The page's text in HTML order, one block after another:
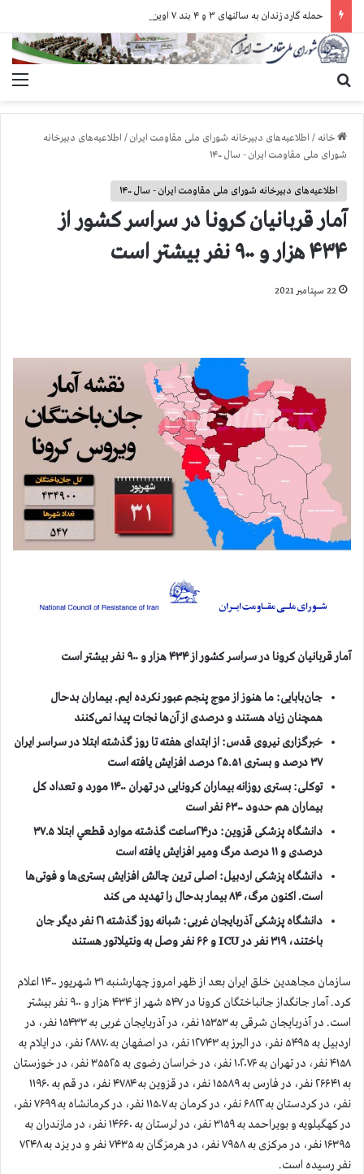
خانه / اطلاعیه‌های دبیرخانه شورای ملی مقاومت ایران/ اطلاعیه‌های دبیرخانه
شورای ملی مقاومت ایران - سال ۱۴۰۰
اطلاعیه‌های دبیرخانه شورای ملی مقاومت ایران - سال ۱۴۰۰
آمار قربانيان كرونا در سراسر كشور از
۴۳۴ هزار و ۹۰۰ نفر بيشتر است
22 سپتامبر 2021
آمار قربانيان كرونا در سراسر كشور از۴۳۴ هزار و ۹۰۰ نفر بيشتر است
جان‌بابایی: ما هنوز از موج پنجم عبور نکرده ایم. بیماران بدحال
همچنان زیاد هستند و درصدی از آن‌ها نجات پیدا نمی‌کنند
خبرگزاری نیروی قدس: از ابتدای هفته تا روز گذشته ابتلا در سراسر ایران
۳۷ درصد و بستری ۲۵.۵۱ درصد افزایش یافته است
توکلی: بستری روزانه‌ بیماران کرونایی در تهران ۱۴۰۰ مورد و تعداد کل
بیماران هم حدود ۶۳۰۰ نفر است
دانشگاه پزشکی قزوین: در۲۴ساعت گذشته موارد قطعي ابتلا ۳۷.۵
درصدی و ۱۱ درصد مرگ ومیر افزایش یافته است
دانشگاه پزشکی اردبیل: اصلی ترین چالش افزایش بستری‌ها و فوتی‌ها
است. اکنون مرگ، ۸۴ بیمار بدحال را تهدید می کند
دانشگاه پزشکی آذربایجان غربی: شبانه روز گذشته ۲۱ نفر دیگر جان
باختند، ۳۱۹ نفر در
ICUو ۶۶ نفر وصل به ونتیلاتور هستند
سازمان مجاهدين خلق ايران بعد از ظهر امروز چهارشنبه ۳۱ شهریور ۱۴۰۰ اعلام
كرد. آمار جانگداز جانباختگان كرونا در ۵۴۷ شهر از ۴۳۴ هزار و ۹۰۰ نفر بيشتر
است. در آذربایجان شرقی به ۱۵۳۵۳ نفر، در آذربایجان غربی به ۱۵۴۳۳ نفر، در
اردبیل به ۵۴۹۵ نفر، در البرز به ۱۲۷۴۳ نفر، در اصفهان به ۲۸۸۷۰ نفر، در ایلام به
۴۱۵۸ نفر، در تهران به ۱۰۲۰۷۶ نفر، در خراسان رضوی به ۳۵۵۲۵ نفر، در خوزستان
به ۲۶۶۴۱ نفر، در فارس به ۱۵۵۸۹ نفر، در قزوین به ۴۷۸۴ نفر، در قم به ۱۱۹۶۰
نفر، در کردستان به ۶۸۲۲ نفر، در کرمان به ۱۱۵۰۷ نفر، در کرمانشاه به ۷۶۹۹ نفر،
در کهگیلویه و بویراحمد به ۳۱۵۹ نفر، در لرستان به ۱۴۶۶۰ نفر، در مازندران به
۱۶۳۹۵ نفر، در مرکزی به ۷۹۵۸ نفر، در هرمزگان به ۷۴۳۵ نفر و در یزد به ۷۲۴۸
نفر رسیده است.